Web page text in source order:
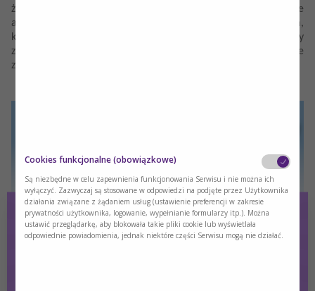
żywieniowemu pacjenta dorosłego. Publikacja prezentuje
aktualne wytyczne oraz praktyczne schematy postępowania,
które mogą stanowić cenne wsparcie w codziennej pracy
zarówno w warunkach szpitalnych, jak i w podstawowej opiece
zdrowotnej.
Cookies funkcjonalne (obowiązkowe)
Są niezbędne w celu zapewnienia funkcjonowania Serwisu i nie można ich
wyłączyć. Zazwyczaj są stosowane w odpowiedzi na podjęte przez Użytkownika
działania związane z żądaniem usług (ustawienie preferencji w zakresie
prywatności użytkownika, logowanie, wypełnianie formularzy itp.). Można
ustawić przeglądarkę, aby blokowała takie pliki cookie lub wyświetlała
odpowiednie powiadomienia, jednak niektóre części Serwisu mogą nie działać.